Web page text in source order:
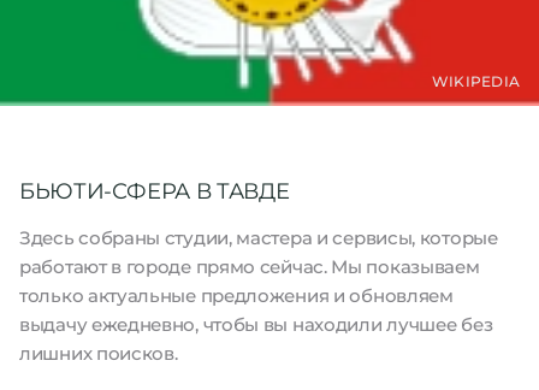
WIKIPEDIA
БЬЮТИ-СФЕРА В ТАВДЕ
Здесь собраны студии, мастера и сервисы, которые
работают в городе прямо сейчас. Мы показываем
только актуальные предложения и обновляем
выдачу ежедневно, чтобы вы находили лучшее без
лишних поисков.